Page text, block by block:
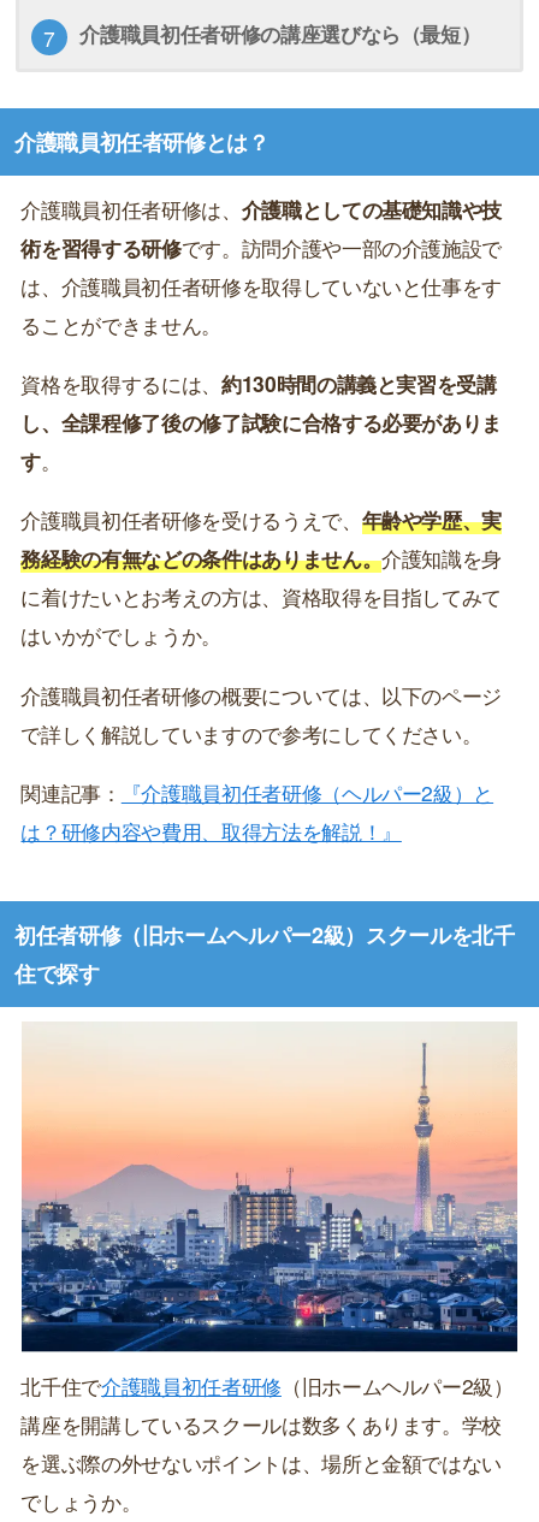
介護職員初任者研修の講座選びなら（最短）
介護職員初任者研修とは？
介護職員初任者研修は、 介護職としての基礎知識や技
術を習得する研修です。訪問介護や一部の介護施設で
は、介護職員初任者研修を取得していないと仕事をす
ることができません。
資格を取得するには、 約130時間の講義と実習を受講
し、全課程修了後の修了試験に合格する必要がありま
す。
介護職員初任者研修を受けるうえで、 年齢や学歴、実
務経験の有無などの条件はありません。介護知識を身
に着けたいとお考えの方は、資格取得を目指してみて
はいかがでしょうか。
介護職員初任者研修の概要については、以下のページ
で詳しく解説していますので参考にしてください。
関連記事：
『介護職員初任者研修（ヘルパー2級）と
は？研修内容や費用、取得方法を解説！』
初任者研修（旧ホームヘルパー2級）スクールを北千
住で探す
北千住で介護職員初任者研修 （旧ホームヘルパー2級）
講座を開講しているスクールは数多くあります。学校
を選ぶ際の外せないポイントは、場所と金額ではない
でしょうか。